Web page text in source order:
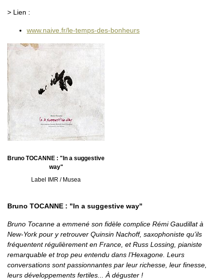
> Lien :
www.naive.fr/le-temps-des-bonheurs
Bruno TOCANNE : "In a suggestive
way"
Label IMR / Musea
Bruno TOCANNE : "In a suggestive way"
Bruno Tocanne a emmené son fidèle complice Rémi Gaudillat à
New-York pour y retrouver Quinsin Nachoff, saxophoniste qu’ils
fréquentent régulièrement en France, et Russ Lossing, pianiste
remarquable et trop peu entendu dans l’Hexagone. Leurs
conversations sont passionnantes par leur richesse, leur finesse,
leurs développements fertiles... À déguster !